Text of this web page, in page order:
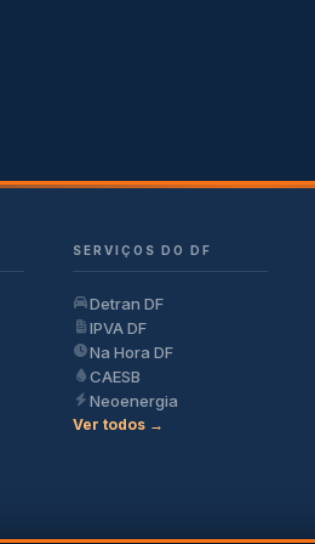
SERVIÇOS DO DF
Detran DF
IPVA DF
Na Hora DF
CAESB
Neoenergia
Ver todos →